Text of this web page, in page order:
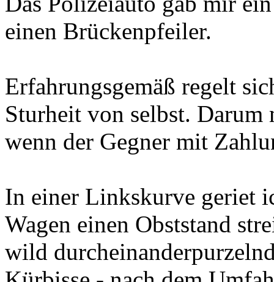
einen Brückenpfeiler.
Erfahrungsgemäß regelt
Sturheit von selbst.
wenn der Gegner mit
In einer Linkskurve geriet
Wagen einen Obststand
wild